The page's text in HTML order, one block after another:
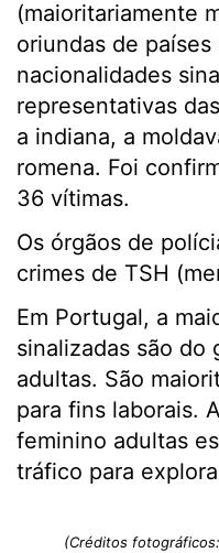
(maioritariamente
oriundas de países
nacionalidades
representativas
a indiana, a
romena. Foi
36 vítimas.
Os órgãos de
crimes de TSH
Em Portugal, a
sinalizadas são do
adultas. São
para fins laborais.
feminino adultas
tráfico para
(Créditos